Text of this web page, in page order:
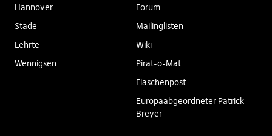
Hannover
Stade
Lehrte
Wennigsen
Forum
Mailinglisten
Wiki
Pirat-o-Mat
Flaschenpost
Europaabgeordneter Patrick
Breyer